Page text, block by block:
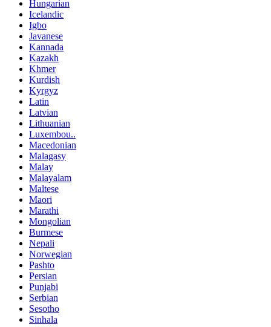
Hungarian
Icelandic
Igbo
Javanese
Kannada
Kazakh
Khmer
Kurdish
Kyrgyz
Latin
Latvian
Lithuanian
Luxembou..
Macedonian
Malagasy
Malay
Malayalam
Maltese
Maori
Marathi
Mongolian
Burmese
Nepali
Norwegian
Pashto
Persian
Punjabi
Serbian
Sesotho
Sinhala